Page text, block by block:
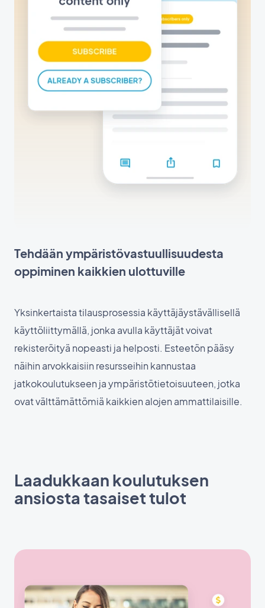
Tehdään ympäristövastuullisuudesta
oppiminen kaikkien ulottuville
Yksinkertaista tilausprosessia käyttäjäystävällisellä
käyttöliittymällä, jonka avulla käyttäjät voivat
rekisteröityä nopeasti ja helposti. Esteetön pääsy
näihin arvokkaisiin resursseihin kannustaa
jatkokoulutukseen ja ympäristötietoisuuteen, jotka
ovat välttämättömiä kaikkien alojen ammattilaisille.
Laadukkaan koulutuksen
ansiosta tasaiset tulot